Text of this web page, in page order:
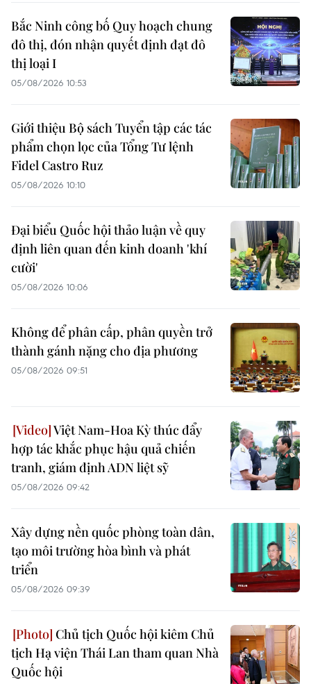
Bắc Ninh công bố Quy hoạch chung
đô thị, đón nhận quyết định đạt đô
thị loại I
05/08/2026 10:53
Giới thiệu Bộ sách Tuyển tập các tác
phẩm chọn lọc của Tổng Tư lệnh
Fidel Castro Ruz
05/08/2026 10:10
Đại biểu Quốc hội thảo luận về quy
định liên quan đến kinh doanh 'khí
cười'
05/08/2026 10:06
Không để phân cấp, phân quyền trở
thành gánh nặng cho địa phương
05/08/2026 09:51
Việt Nam-Hoa Kỳ thúc đẩy
hợp tác khắc phục hậu quả chiến
tranh, giám định ADN liệt sỹ
05/08/2026 09:42
Xây dựng nền quốc phòng toàn dân,
tạo môi trường hòa bình và phát
triển
05/08/2026 09:39
Chủ tịch Quốc hội kiêm Chủ
tịch Hạ viện Thái Lan tham quan Nhà
Quốc hội